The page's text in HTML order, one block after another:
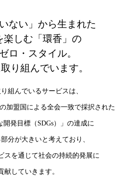
ない」から生まれた
楽しむ「環香」の
ロ・スタイル。
り組んでいます。
組んでいるサービスは、
加盟国による全会一致で採択された
開発目標（SDGs）」の達成に
分が大きいと考えており、
スを通じて社会の持続的発展に
献していきます。